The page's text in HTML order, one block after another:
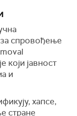
спровођење
који јавност
и
хапсе,
стране